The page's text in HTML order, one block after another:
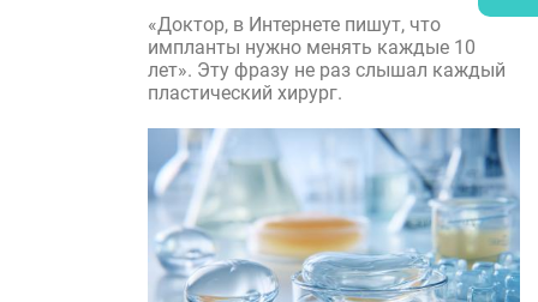
«Доктор, в Интернете пишут, что
импланты нужно менять каждые 10
лет». Эту фразу не раз слышал каждый
пластический хирург.